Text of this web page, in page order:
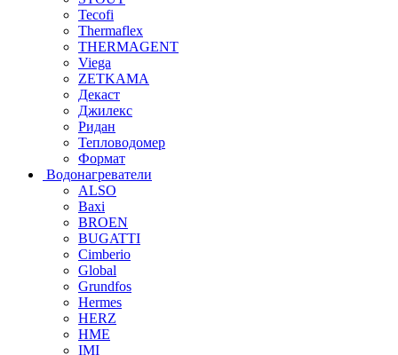
Tecofi
Thermaflex
THERMAGENT
Viega
ZETKAMA
Декаст
Джилекс
Ридан
Тепловодомер
Формат
Водонагреватели
ALSO
Baxi
BROEN
BUGATTI
Cimberio
Global
Grundfos
Hermes
HERZ
HME
IMI